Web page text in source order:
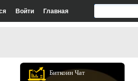
Войти Главная
Биткоин Чат